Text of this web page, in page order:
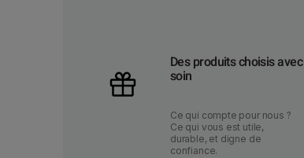
Des produits choisis avec
soin
Ce qui compte pour nous ?
Ce qui vous est utile,
durable, et digne de
confiance.